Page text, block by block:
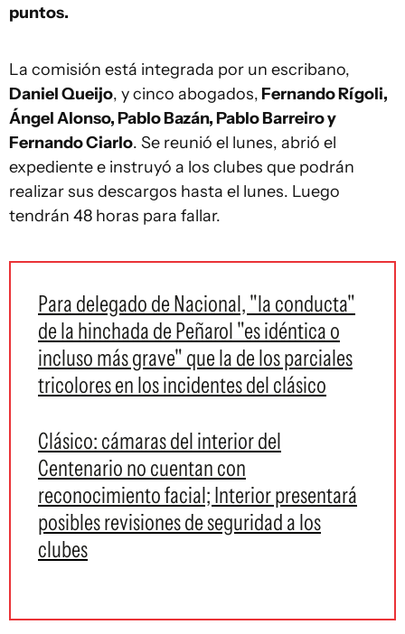
puntos.
La comisión está integrada por un escribano,
Daniel Queijo, y cinco abogados, Fernando Rígoli,
Ángel Alonso, Pablo Bazán, Pablo Barreiro y
Fernando Ciarlo. Se reunió el lunes, abrió el
expediente e instruyó a los clubes que podrán
realizar sus descargos hasta el lunes. Luego
tendrán 48 horas para fallar.
Para delegado de Nacional, "la conducta"
de la hinchada de Peñarol "es idéntica o
incluso más grave" que la de los parciales
tricolores en los incidentes del clásico
Clásico: cámaras del interior del
Centenario no cuentan con
reconocimiento facial; Interior presentará
posibles revisiones de seguridad a los
clubes